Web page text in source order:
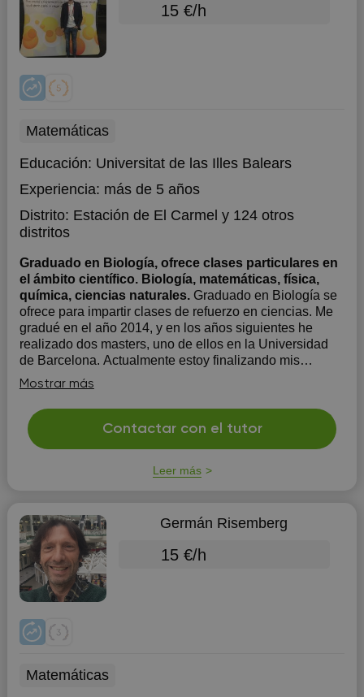
15 €/h
Matemáticas
Educación: Universitat de las Illes Balears
Experiencia: más de 5 años
Distrito: Estación de El Carmel y 124 otros
distritos
Graduado en Biología, ofrece clases particulares en
el ámbito científico. Biología, matemáticas, física,
química, ciencias naturales. Graduado en Biología se
ofrece para impartir clases de refuerzo en ciencias. Me
gradué en el año 2014, y en los años siguientes he
realizado dos masters, uno de ellos en la Universidad
de Barcelona. Actualmente estoy finalizando mis
estudios de Doctorado. Llevo impartiendo clases de
refuerzo escolar...
Mostrar más
Contactar con el tutor
Leer más
Germán Risemberg
15 €/h
Matemáticas